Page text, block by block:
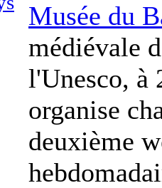
Musée du
médiévale
l'Unesco, à
organise
deuxième